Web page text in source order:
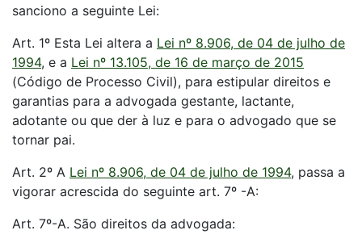
sanciono a seguinte Lei:
Art. 1º Esta Lei altera a Lei nº 8.906, de 04 de julho de
1994, e a Lei nº 13.105, de 16 de março de 2015
(Código de Processo Civil), para estipular direitos e
garantias para a advogada gestante, lactante,
adotante ou que der à luz e para o advogado que se
tornar pai.
Art. 2º A Lei nº 8.906, de 04 de julho de 1994, passa a
vigorar acrescida do seguinte art. 7º -A:
Art. 7º-A. São direitos da advogada: